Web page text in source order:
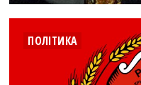
ПОЛІТИКА